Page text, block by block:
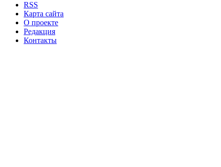
RSS
Карта сайта
О проекте
Редакция
Контакты